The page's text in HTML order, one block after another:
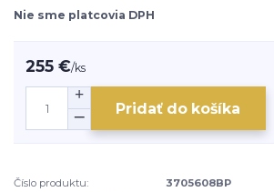
Nie sme platcovia DPH
255 €/ks
Pridať do košíka
Číslo produktu:
3705608BP